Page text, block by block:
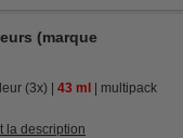
(marque
(3x) 43 ml multipack
la description